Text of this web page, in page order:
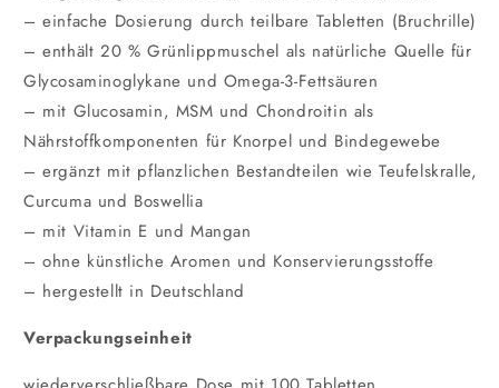
– einfache Dosierung durch teilbare Tabletten (Bruchrille)
– enthält 20 % Grünlippmuschel als natürliche Quelle für
Glycosaminoglykane und Omega-3-Fettsäuren
– mit Glucosamin, MSM und Chondroitin als
Nährstoffkomponenten für Knorpel und Bindegewebe
– ergänzt mit pflanzlichen Bestandteilen wie Teufelskralle,
Curcuma und Boswellia
– mit Vitamin E und Mangan
– ohne künstliche Aromen und Konservierungsstoffe
– hergestellt in Deutschland
Verpackungseinheit